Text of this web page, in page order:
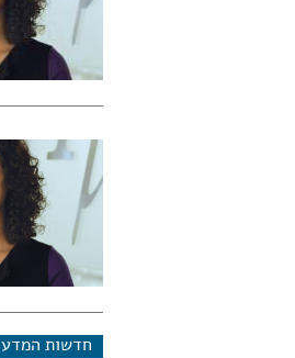
חדשות המדע